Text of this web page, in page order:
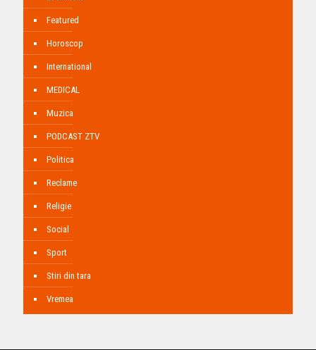
Featured
Horoscop
International
MEDICAL
Muzica
PODCAST ZTV
Politica
Reclame
Religie
Social
Sport
Stiri din tara
Vremea